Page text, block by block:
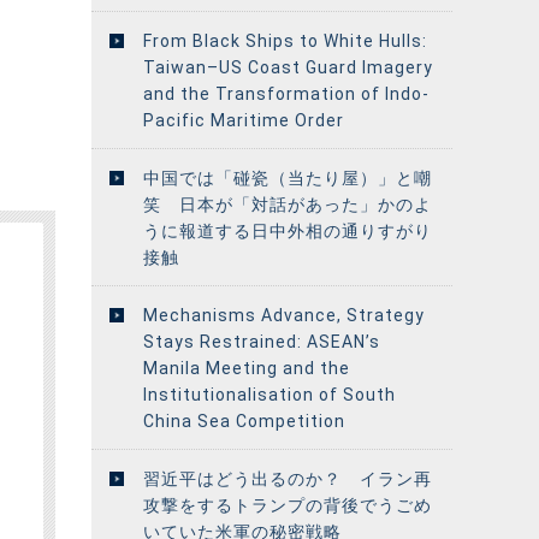
From Black Ships to White Hulls:
Taiwan–US Coast Guard Imagery
and the Transformation of Indo-
Pacific Maritime Order
中国では「碰瓷（当たり屋）」と嘲
笑 日本が「対話があった」かのよ
うに報道する日中外相の通りすがり
接触
Mechanisms Advance, Strategy
Stays Restrained: ASEAN’s
Manila Meeting and the
Institutionalisation of South
China Sea Competition
習近平はどう出るのか？ イラン再
攻撃をするトランプの背後でうごめ
いていた米軍の秘密戦略